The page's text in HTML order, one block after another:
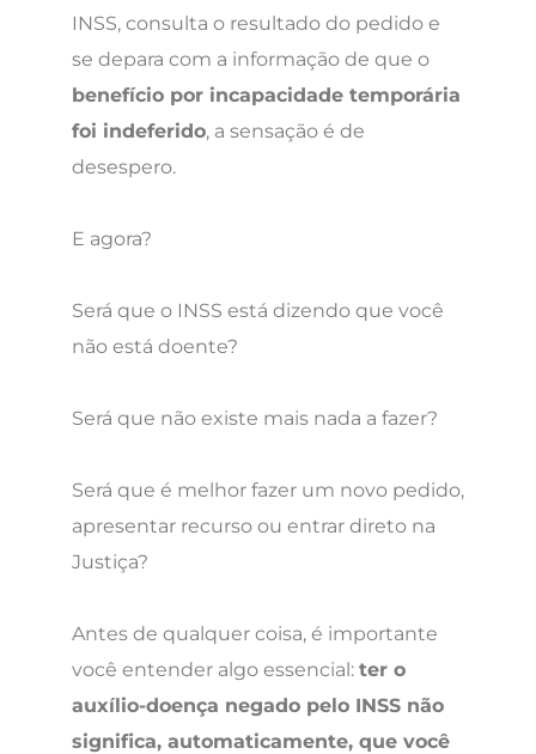
INSS, consulta o resultado do pedido e
se depara com a informação de que o
benefício por incapacidade temporária
foi indeferido, a sensação é de
desespero.
E agora?
Será que o INSS está dizendo que você
não está doente?
Será que não existe mais nada a fazer?
Será que é melhor fazer um novo pedido,
apresentar recurso ou entrar direto na
Justiça?
Antes de qualquer coisa, é importante
você entender algo essencial: ter o
auxílio-doença negado pelo INSS não
significa, automaticamente, que você